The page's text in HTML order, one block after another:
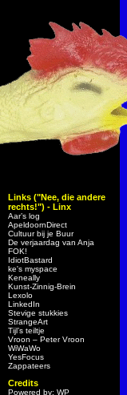
Links ("Nee, die andere
rechts!") - Linx
Aar’s log
ApeldoornDirect
Cultuur bij je Buur
De verjaardag van Anja
FOK!
IdiotBastard
ke's myspace
Keneally
Kunst-Zinnig-Brein
Lexolo
LinkedIn
Stevige stukkies
StrangeArt
Tijl’s teiltje
Vroon – Peter Vroon
WiWaWo
YesFocus
Zappateers
Credits
Powered by: WP